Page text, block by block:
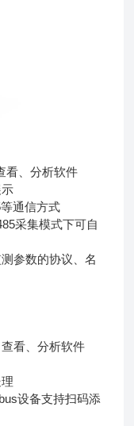
、分析软件
通信方式
采集模式下可自
参数的协议、名
看、分析软件
设备支持扫码添